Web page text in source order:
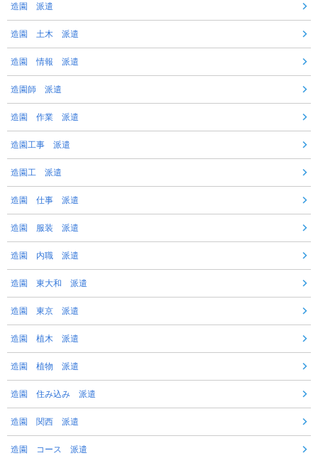
造園 派遣
造園 土木 派遣
造園 情報 派遣
造園師 派遣
造園 作業 派遣
造園工事 派遣
造園工 派遣
造園 仕事 派遣
造園 服装 派遣
造園 内職 派遣
造園 東大和 派遣
造園 東京 派遣
造園 植木 派遣
造園 植物 派遣
造園 住み込み 派遣
造園 関西 派遣
造園 コース 派遣